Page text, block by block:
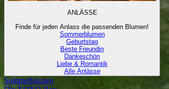
ANLÄSSE
Finde für jeden Anlass die passenden Blumen!
Sommerblumen
Geburtstag
Beste Freundin
Dankeschön
Liebe & Romantik
Alle Anlässe
Sommerblumen